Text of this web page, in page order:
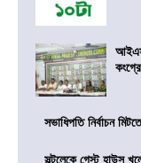
সভাধিপতি নির্বাচন
সল্টলেকে গেস্ট হাউস